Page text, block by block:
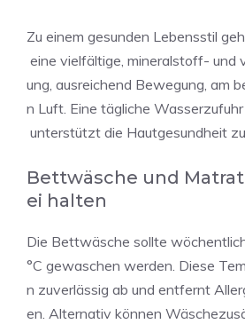
Zu einem gesunden Lebensstil
eine vielfältige, mineralstoff- und
ung, ausreichend Bewegung, am
n Luft. Eine tägliche
unterstützt die Hautgesundheit
Bettwäsche und
ei halten
Die Bettwäsche sollte
°C gewaschen werden. Diese
n zuverlässig ab und entfernt
en. Alternativ können